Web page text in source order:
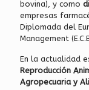
bovina), y como
empresas
Diplomada del
Management
En la actualidad
Reproducción
Agropecuaria y